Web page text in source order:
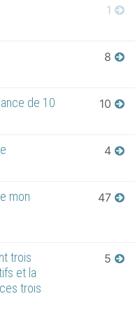
1
8
de 10 10
4
mon
47
trois
et la
trois
5